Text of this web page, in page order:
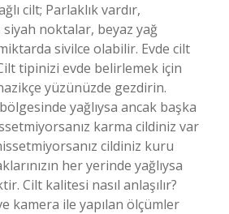
cilt; Parlaklık vardır,
siyah noktalar, beyaz yağ
sivilce olabilir. Evde cilt
tipinizi evde belirlemek için
yüzünüzde gezdirin.
yağlıysa ancak başka
karma cildiniz var
cildiniz kuru
her yerinde yağlıysa
Cilt kalitesi nasıl anlaşılır?
kamera ile yapılan ölçümler